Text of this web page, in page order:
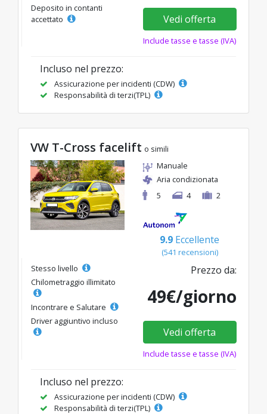
Deposito in contanti
accettato
Vedi offerta
Include tasse e tasse (IVA)
Incluso nel prezzo:
Assicurazione per incidenti (CDW)
Responsabilità di terzi(TPL)
VW T-Cross facelift o simili
Manuale
Aria condizionata
5
4 2
9.9 Eccellente
(541 recensioni)
Stesso livello
Chilometraggio illimitato
Incontrare e Salutare
Driver aggiuntivo incluso
Prezzo da:
49€/giorno
Vedi offerta
Include tasse e tasse (IVA)
Incluso nel prezzo:
Assicurazione per incidenti (CDW)
Responsabilità di terzi(TPL)